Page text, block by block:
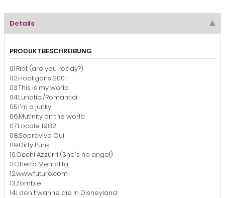
Details
PRODUKTBESCHREIBUNG
01.Riot (are you ready?)
02.Hooligans 2001
03.This is my world
04.Lunatici/Romantici
05.I'm a junky
06.Mutinity on the world
07.Locale 1982
08.Sopravivo Qui
09.Dirty Punk
10.Occhi Azzurri (She's no angel)
11.Ghetto Mentalita
12.www.future.com
13.Zombie
14.I don't wanne die in Disneyland